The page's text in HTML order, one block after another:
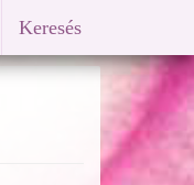
Keresés